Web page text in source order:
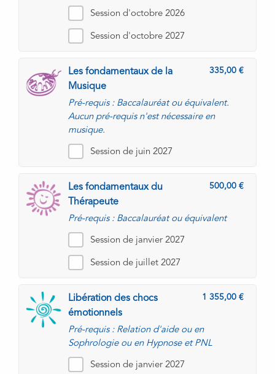
Session d'octobre 2026
Session d'octobre 2027
335,00
Les fondamentaux de la
Musique
Pré-requis : Baccalauréat ou équivalent.
Aucun pré-requis n'est nécessaire en
musique.
Session de juin 2027
500,00
Les fondamentaux du
Thérapeute
Pré-requis : Baccalauréat ou équivalent
Session de janvier 2027
Session de juillet 2027
1 355,00
Libération des chocs
émotionnels
Pré-requis : Relation d'aide ou en
Sophrologie ou en Hypnose et PNL
Session de janvier 2027